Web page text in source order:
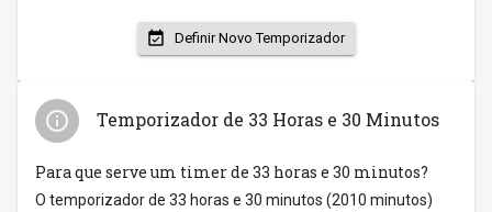
Definir Novo Temporizador
Temporizador de 33 Horas e 30 Minutos
Para que serve um timer de 33 horas e 30 minutos?
O temporizador de 33 horas e 30 minutos (2010 minutos)